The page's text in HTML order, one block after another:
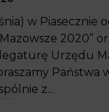
w
2020”
Urzędu
z...